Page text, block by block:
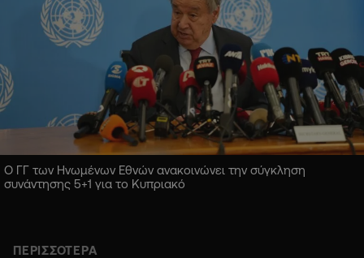
Ο ΓΓ των Ηνωμένων Εθνών ανακοινώνει την σύγκληση
συνάντησης 5+1 για το Κυπριακό
ΠΕΡΙΣΣΟΤΕΡΑ